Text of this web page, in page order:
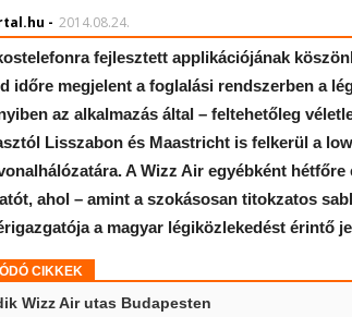
- 2014.08.24.
fejlesztett applikációjának
időre megjelent a foglalási rendszerben a
az alkalmazás által – feltehetőleg
Lisszabon és Maastricht is felkerül a
A Wizz Air egyébként
ahol – amint a szokásosan titokzatos
a magyar légiközlekedést érintő
CIKKEK
Wizz Air utas Budapesten